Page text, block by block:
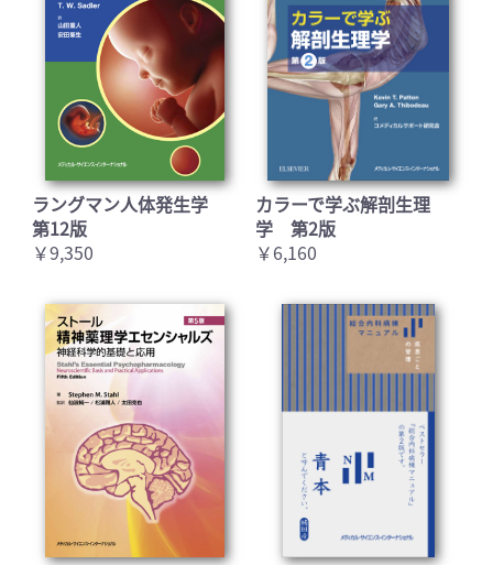
ラングマン人体発生学
第12版
￥9,350
カラーで学ぶ解剖生理
学 第2版
￥6,160